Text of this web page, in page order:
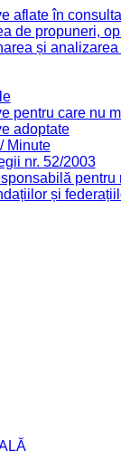
aflate în
de propuneri,
și
pentru care nu
adoptate
Minute
nr. 52/2003
și